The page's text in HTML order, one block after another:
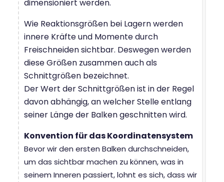
dimensioniert werden.
Wie Reaktionsgrößen bei Lagern werden
innere Kräfte und Momente durch
Freischneiden sichtbar. Deswegen werden
diese Größen zusammen auch als
Schnittgrößen bezeichnet.
Der Wert der Schnittgrößen ist in der Regel
davon abhängig, an welcher Stelle entlang
seiner Länge der Balken geschnitten wird.
Konvention für das Koordinatensystem
Bevor wir den ersten Balken durchschneiden,
um das sichtbar machen zu können, was in
seinem Inneren passiert, lohnt es sich, dass wir